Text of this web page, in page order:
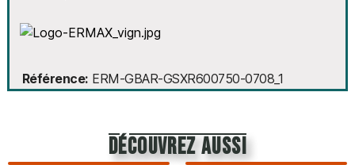
Référence ERM-GBAR-GSXR600750-0708_1
découvrez aussi